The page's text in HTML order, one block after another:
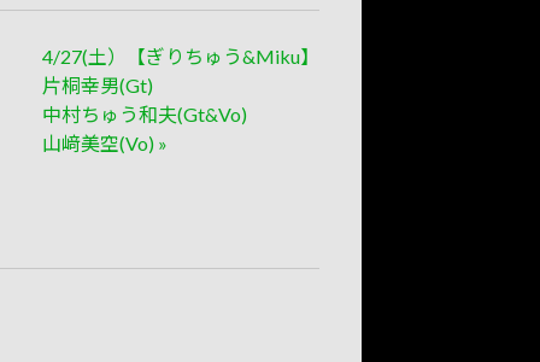
4/27(土）【ぎりちゅう&Miku】
片桐幸男(Gt)
中村ちゅう和夫(Gt&Vo)
山﨑美空(Vo) »